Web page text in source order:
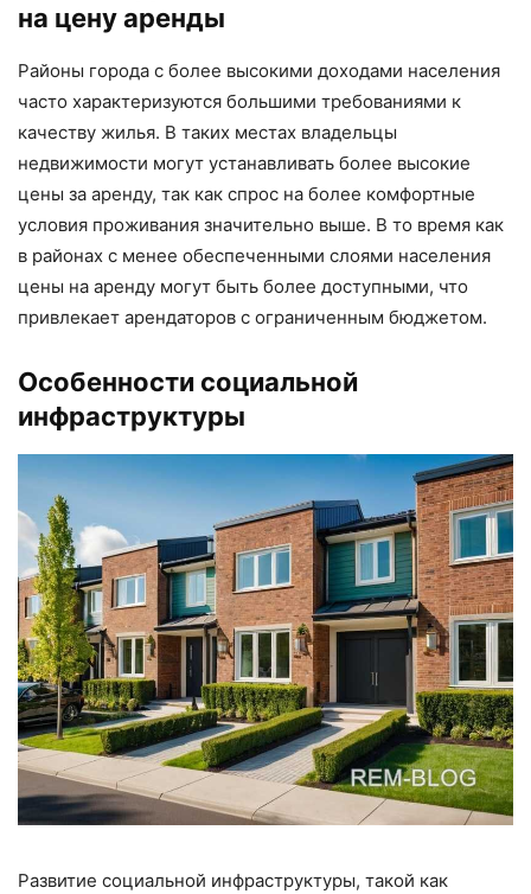
на цену аренды
Районы города с более высокими доходами населения
часто характеризуются большими требованиями к
качеству жилья. В таких местах владельцы
недвижимости могут устанавливать более высокие
цены за аренду, так как спрос на более комфортные
условия проживания значительно выше. В то время как
в районах с менее обеспеченными слоями населения
цены на аренду могут быть более доступными, что
привлекает арендаторов с ограниченным бюджетом.
Особенности социальной
инфраструктуры
Развитие социальной инфраструктуры, такой как